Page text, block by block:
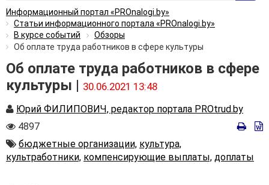
Информационный портал «PROnalogi.by»
Статьи информационного портала «PROnalogi.by»
В курсе событий
Обзоры
Об оплате труда работников в сфере культуры
Об оплате труда работников в сфере
культуры | 30.06.2021 13:48
Автор
Юрий ФИЛИПОВИЧ, редактор портала PROtrud.by
Количество
просмотров
4897
Автор
бюджетные организации, культура,
культработники, компенсирующие выплаты, доплаты